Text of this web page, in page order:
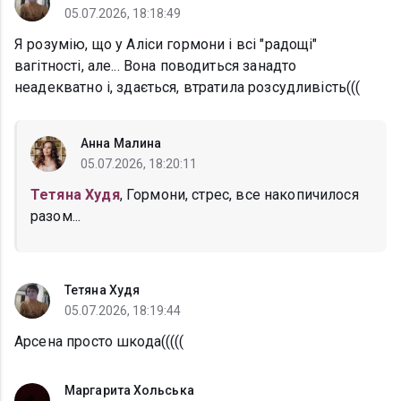
05.07.2026, 18:18:49
Я розумію, що у Аліси гормони і всі "радощі"
вагітності, але... Вона поводиться занадто
неадекватно і, здається, втратила розсудливість(((
Анна Малина
05.07.2026, 18:20:11
Тетяна Худя, Гормони, стрес, все накопичилося
разом...
Тетяна Худя
05.07.2026, 18:19:44
Арсена просто шкода(((((
Маргарита Хольська